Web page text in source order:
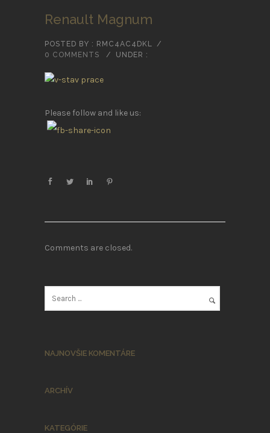
Renault Magnum
POSTED BY : RMC4AC4DKL /
0 COMMENTS
/ UNDER :
Please follow and like us:
Comments are closed.
NAJNOVŠIE KOMENTÁRE
ARCHÍV
KATEGÓRIE